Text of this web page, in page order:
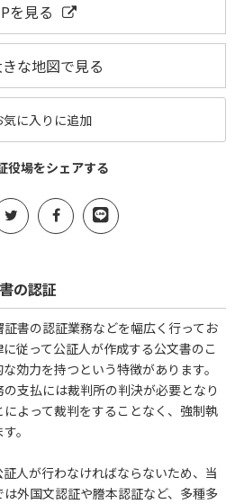
を見る
な地図で見る
気に入りに追加
役場をシェアする
の認証
書の認証業務などを幅広く行ってお
従って公証人が作成する公文書のこ
効力を持つという特徴があります。
支払には裁判所の判決が必要となり
よって裁判をすることなく、強制執
。
人が行わなければならないため、当
外国文認証や謄本認証など、多種多